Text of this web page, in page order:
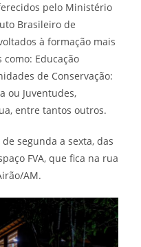
pelo Ministério
Brasileiro de
à formação mais
Educação
de Conservação:
ou Juventudes,
entre tantos outros.
segunda a sexta, das
FVA, que fica na rua
AM.